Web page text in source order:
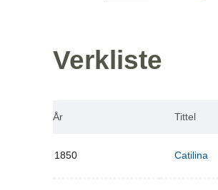
Verkliste
År Tittel
1850 Catilina